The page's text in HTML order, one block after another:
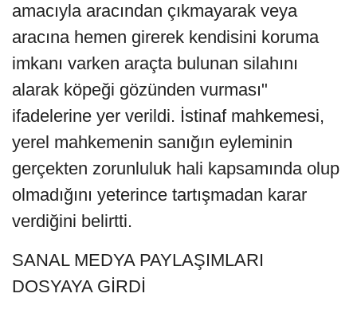
amacıyla aracından çıkmayarak veya
aracına hemen girerek kendisini koruma
imkanı varken araçta bulunan silahını
alarak köpeği gözünden vurması"
ifadelerine yer verildi. İstinaf mahkemesi,
yerel mahkemenin sanığın eyleminin
gerçekten zorunluluk hali kapsamında olup
olmadığını yeterince tartışmadan karar
verdiğini belirtti.
SANAL MEDYA PAYLAŞIMLARI
DOSYAYA GİRDİ